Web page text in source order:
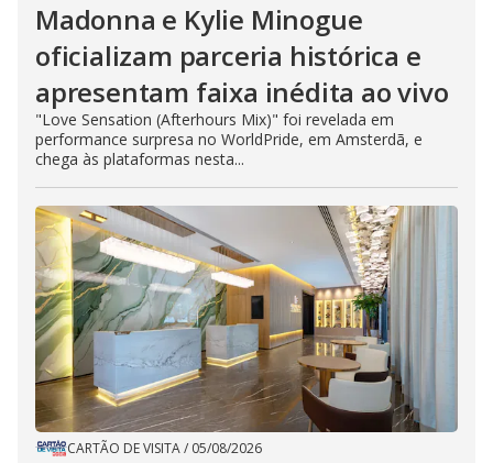
Madonna e Kylie Minogue
oficializam parceria histórica e
apresentam faixa inédita ao vivo
"Love Sensation (Afterhours Mix)" foi revelada em
performance surpresa no WorldPride, em Amsterdã, e
chega às plataformas nesta...
CARTÃO DE VISITA/ 05/08/2026